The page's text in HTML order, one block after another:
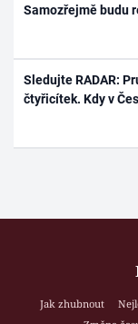
Samozřejmě budu
Sledujte RADAR:
čtyřicítek. Kdy v
Jak zhubnout